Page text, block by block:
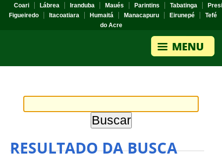
Coari
Lábrea Iranduba Maués Parintins Tabatinga
Figueiredo
Itacoatiara Humaitá Manacapuru Eirunepé
Tefé
do Acre
RESULTADO DA BUSCA